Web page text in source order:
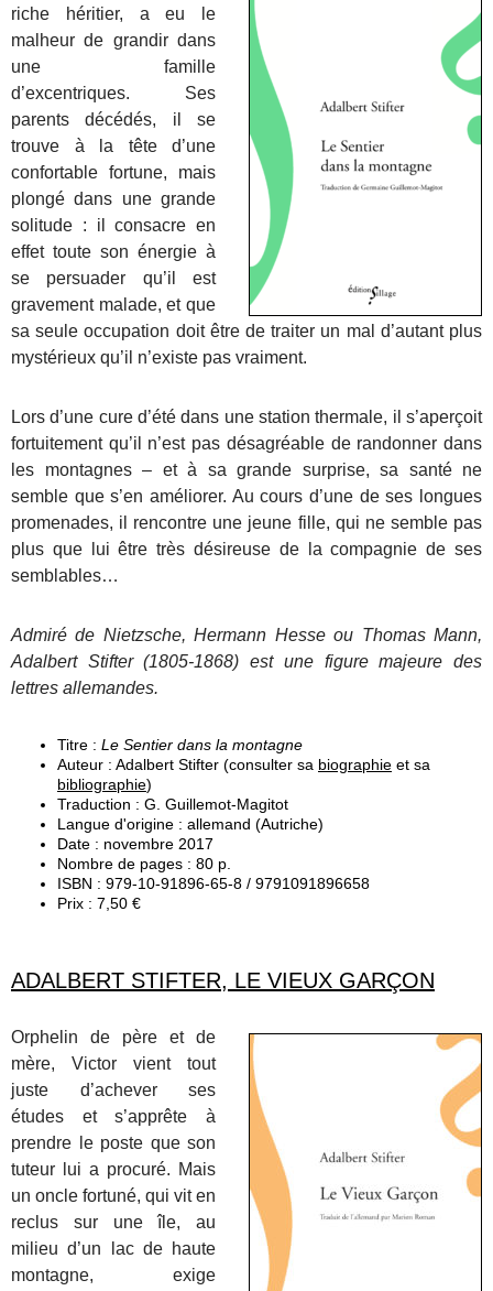
riche héritier, a eu le
malheur de grandir dans
une famille
d’excentriques. Ses
parents décédés, il se
trouve à la tête d’une
confortable fortune, mais
plongé dans une grande
solitude : il consacre en
effet toute son énergie à
se persuader qu’il est
gravement malade, et que
sa seule occupation doit être de traiter un mal d’autant plus
mystérieux qu’il n’existe pas vraiment.
Lors d’une cure d’été dans une station thermale, il s’aperçoit
fortuitement qu’il n’est pas désagréable de randonner dans
les montagnes – et à sa grande surprise, sa santé ne
semble que s’en améliorer. Au cours d’une de ses longues
promenades, il rencontre une jeune fille, qui ne semble pas
plus que lui être très désireuse de la compagnie de ses
semblables…
Admiré de Nietzsche, Hermann Hesse ou Thomas Mann,
Adalbert Stifter (1805-1868) est une figure majeure des
lettres allemandes.
Titre : Le Sentier dans la montagne
Auteur : Adalbert Stifter (consulter sa biographie et sa
bibliographie)
Traduction : G. Guillemot-Magitot
Langue d'origine : allemand (Autriche)
Date : novembre 2017
Nombre de pages : 80 p.
ISBN : 979-10-91896-65-8 / 9791091896658
Prix : 7,50 €
ADALBERT STIFTER, LE VIEUX GARÇON
Orphelin de père et de
mère, Victor vient tout
juste d’achever ses
études et s’apprête à
prendre le poste que son
tuteur lui a procuré. Mais
un oncle fortuné, qui vit en
reclus sur une île, au
milieu d’un lac de haute
montagne, exige